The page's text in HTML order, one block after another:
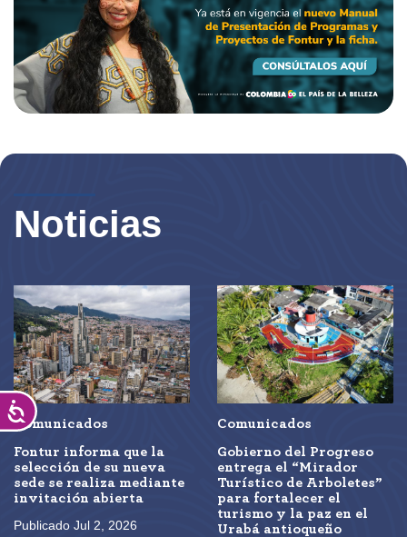
Accesibilidad
Noticias
Comunicados
Fontur informa que la
selección de su nueva
sede se realiza mediante
invitación abierta
Publicado Jul 2, 2026
Comunicados
Gobierno del Progreso
entrega el “Mirador
Turístico de Arboletes”
para fortalecer el
turismo y la paz en el
Urabá antioqueño